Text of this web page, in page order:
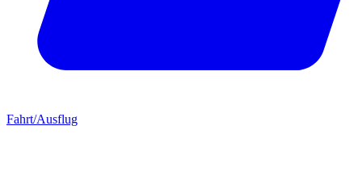
Fahrt/Ausflug